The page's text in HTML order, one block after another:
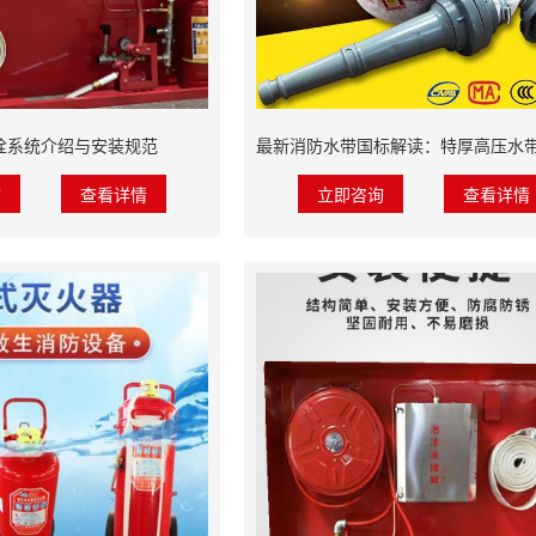
系统介绍与安装规范
查看详情 立即咨询 查看详情